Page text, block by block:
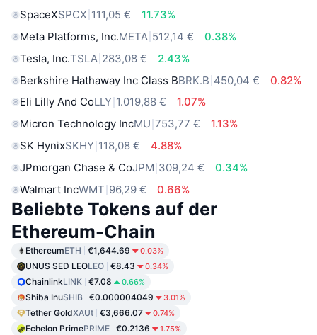
SpaceXSPCX 111,05 €
11.73%
Meta Platforms, Inc.META 512,14 €
0.38%
Tesla, Inc.TSLA 283,08 €
2.43%
Berkshire Hathaway Inc Class BBRK.B 450,04 €
0.82%
Eli Lilly And CoLLY 1.019,88 €
1.07%
Micron Technology IncMU 753,77 €
1.13%
SK HynixSKHY 118,08 €
4.88%
JPmorgan Chase & CoJPM 309,24 €
0.34%
Walmart IncWMT 96,29 € 0.66%
Beliebte Tokens auf der
Ethereum-Chain
EthereumETH €1,644.69 0.03%
UNUS SED LEOLEO €8.43 0.34%
ChainlinkLINK €7.08 0.66%
Shiba InuSHIB €0.000004049 3.01%
Tether GoldXAUt €3,666.07 0.74%
Echelon PrimePRIME €0.2136 1.75%